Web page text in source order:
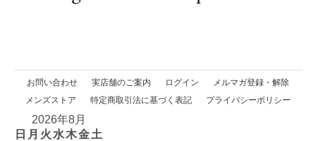
お問い合わせ 実店舗のご案内 ログイン
メルマガ登録・解除
メンズストア
特定商取引法に基づく表記 プライバシーポリシー
2026年8月
日 月 火 水木金土